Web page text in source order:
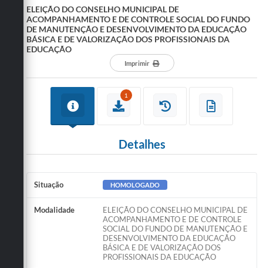
DESENVOLVIMENTO...
ELEIÇÃO DO CONSELHO MUNICIPAL DE
ACOMPANHAMENTO E DE CONTROLE SOCIAL DO FUNDO
DE MANUTENÇÃO E DESENVOLVIMENTO DA EDUCAÇÃO
BÁSICA E DE VALORIZAÇÃO DOS PROFISSIONAIS DA
EDUCAÇÃO
Imprimir
1
Detalhes
Situação HOMOLOGADO
Modalidade
ELEIÇÃO DO CONSELHO MUNICIPAL DE
ACOMPANHAMENTO E DE CONTROLE
SOCIAL DO FUNDO DE MANUTENÇÃO E
DESENVOLVIMENTO DA EDUCAÇÃO
BÁSICA E DE VALORIZAÇÃO DOS
PROFISSIONAIS DA EDUCAÇÃO